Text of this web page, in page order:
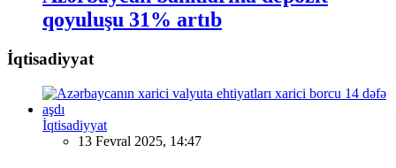
qoyuluşu 31% artıb
İqtisadiyyat
İqtisadiyyat
13 Fevral 2025, 14:47